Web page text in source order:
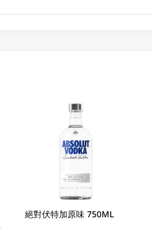
絕對伏特加原味 750ML